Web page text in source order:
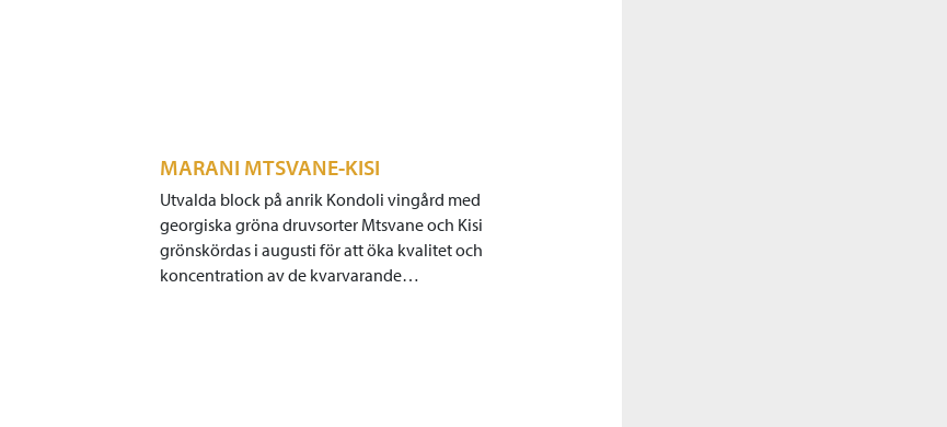
MARANI MTSVANE-KISI
Utvalda block på anrik Kondoli vingård med
georgiska gröna druvsorter Mtsvane och Kisi
grönskördas i augusti för att öka kvalitet och
koncentration av de kvarvarande…